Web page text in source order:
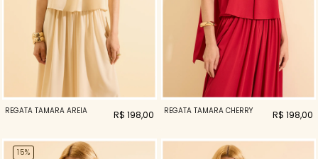
REGATA TAMARA AREIA R$ 198,00 REGATA TAMARA CHERRY R$ 198,00
15%